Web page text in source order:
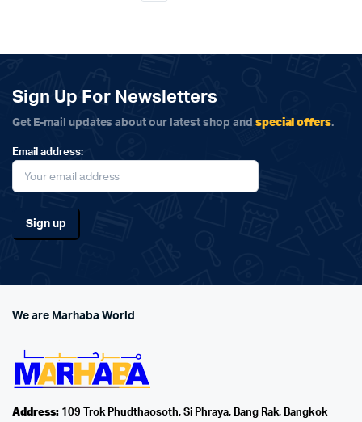
Sign Up For Newsletters
Get E-mail updates about our latest shop and special offers.
Email address:
We are Marhaba World
Address:109 Trok Phudthaosoth, Si Phraya, Bang Rak, Bangkok